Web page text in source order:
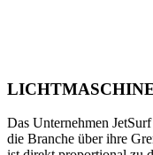
Das Unternehmen
die Branche über ihre